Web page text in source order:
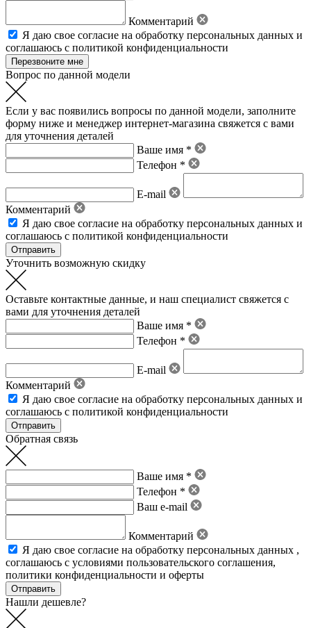
Комментарий
Я даю свое согласие на обработку персональных данных и
соглашаюсь с политикой конфиденциальности
Вопрос по данной модели
Если у вас появились вопросы по данной модели, заполните
форму ниже и менеджер интернет-магазина свяжется с вами
для уточнения деталей
Ваше имя *
Телефон *
E-mail
Комментарий
Я даю свое согласие на обработку персональных данных и
соглашаюсь с политикой конфиденциальности
Уточнить возможную скидку
Оставьте контактные данные, и наш специалист свяжется с
вами для уточнения деталей
Ваше имя *
Телефон *
E-mail
Комментарий
Я даю свое согласие на обработку персональных данных и
соглашаюсь с политикой конфиденциальности
Обратная связь
Ваше имя *
Телефон *
Ваш e-mail
Комментарий
Я даю свое согласие на обработку персональных данных ,
соглашаюсь с условиями пользовательского соглашения,
политики конфиденциальности и оферты
Нашли дешевле?